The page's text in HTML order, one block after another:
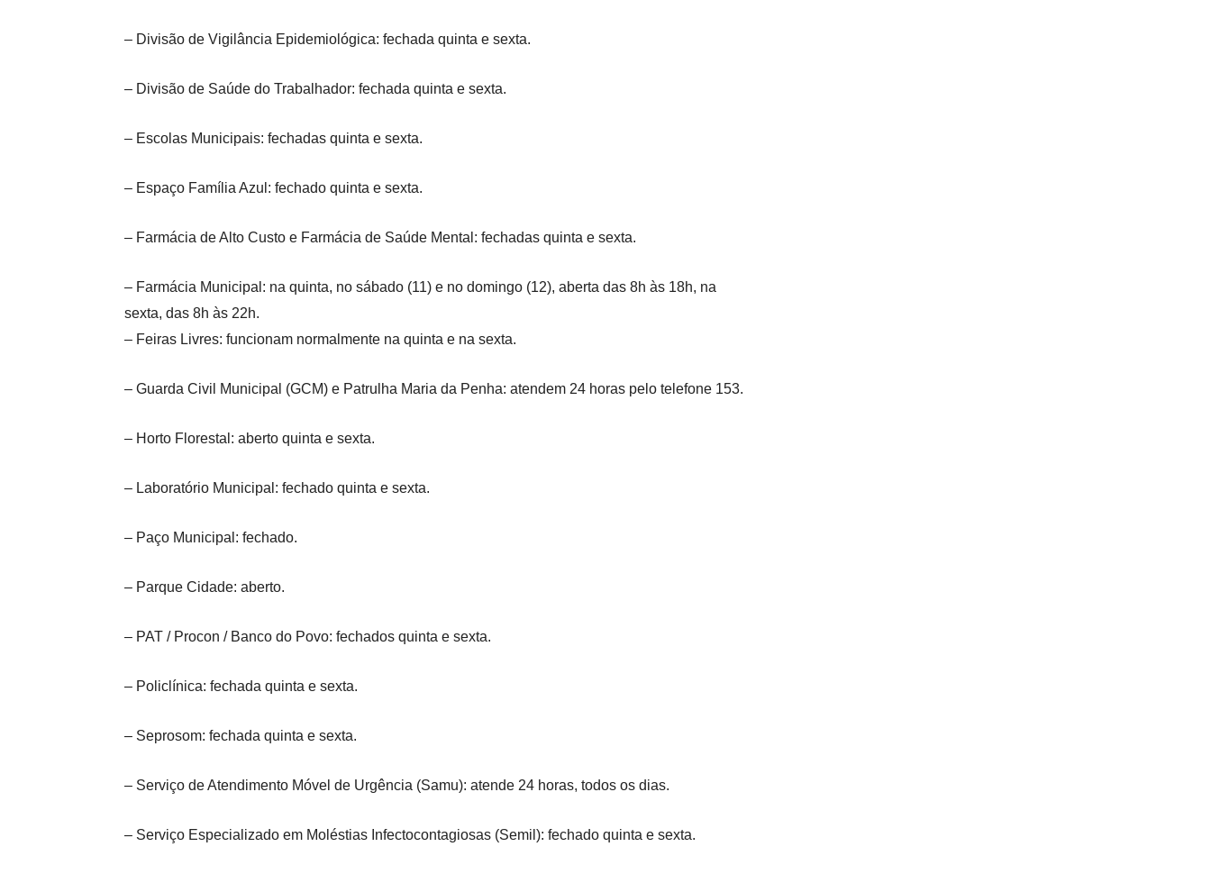
– Divisão de Vigilância Epidemiológica: fechada quinta e sexta.
– Divisão de Saúde do Trabalhador: fechada quinta e sexta.
– Escolas Municipais: fechadas quinta e sexta.
– Espaço Família Azul: fechado quinta e sexta.
– Farmácia de Alto Custo e Farmácia de Saúde Mental: fechadas quinta e sexta.
– Farmácia Municipal: na quinta, no sábado (11) e no domingo (12), aberta das 8h às 18h, na
sexta, das 8h às 22h.
– Feiras Livres: funcionam normalmente na quinta e na sexta.
– Guarda Civil Municipal (GCM) e Patrulha Maria da Penha: atendem 24 horas pelo telefone 153.
– Horto Florestal: aberto quinta e sexta.
– Laboratório Municipal: fechado quinta e sexta.
– Paço Municipal: fechado.
– Parque Cidade: aberto.
– PAT / Procon / Banco do Povo: fechados quinta e sexta.
– Policlínica: fechada quinta e sexta.
– Seprosom: fechada quinta e sexta.
– Serviço de Atendimento Móvel de Urgência (Samu): atende 24 horas, todos os dias.
– Serviço Especializado em Moléstias Infectocontagiosas (Semil): fechado quinta e sexta.